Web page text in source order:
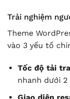
Trải nghiệm
Theme
vào 3 yếu tố
Tốc độ tải
nhanh dưới 2